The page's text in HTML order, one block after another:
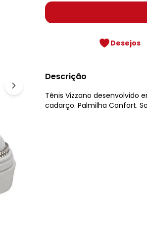
Desejos
Descrição
Tênis Vizzano desenvolvido
cadarço. Palmilha Confort.